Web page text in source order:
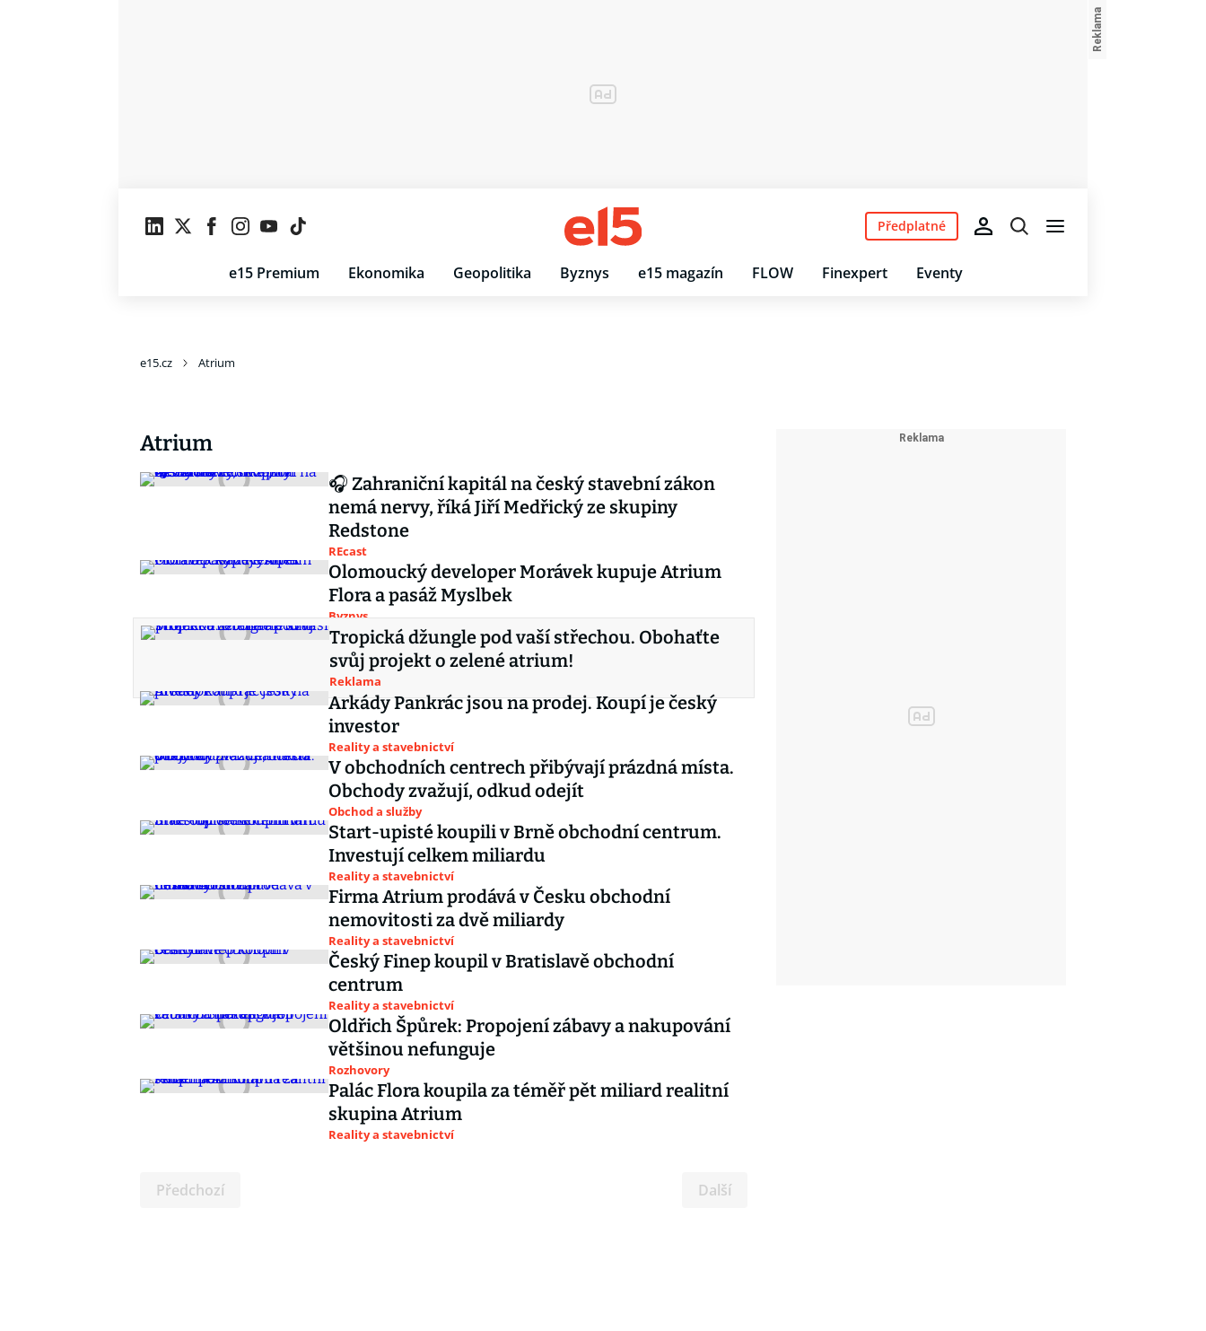
e15 Premium Ekonomika Geopolitika Byznys e15 magazín FLOW Finexpert Eventy
Předplatné
e15.cz Atrium
Atrium
🎧 Zahraniční kapitál na český stavební zákon
nemá nervy, říká Jiří Medřický ze skupiny
Redstone
REcast
Olomoucký developer Morávek kupuje Atrium
Flora a pasáž Myslbek
Byznys
Tropická džungle pod vaší střechou. Obohaťte
svůj projekt o zelené atrium!
Reklama
Arkády Pankrác jsou na prodej. Koupí je český
investor
Reality a stavebnictví
V obchodních centrech přibývají prázdná místa.
Obchody zvažují, odkud odejít
Obchod a služby
Start-upisté koupili v Brně obchodní centrum.
Investují celkem miliardu
Reality a stavebnictví
Firma Atrium prodává v Česku obchodní
nemovitosti za dvě miliardy
Reality a stavebnictví
Český Finep koupil v Bratislavě obchodní
centrum
Reality a stavebnictví
Oldřich Špůrek: Propojení zábavy a nakupování
většinou nefunguje
Rozhovory
Palác Flora koupila za téměř pět miliard realitní
skupina Atrium
Reality a stavebnictví
Předchozí Další